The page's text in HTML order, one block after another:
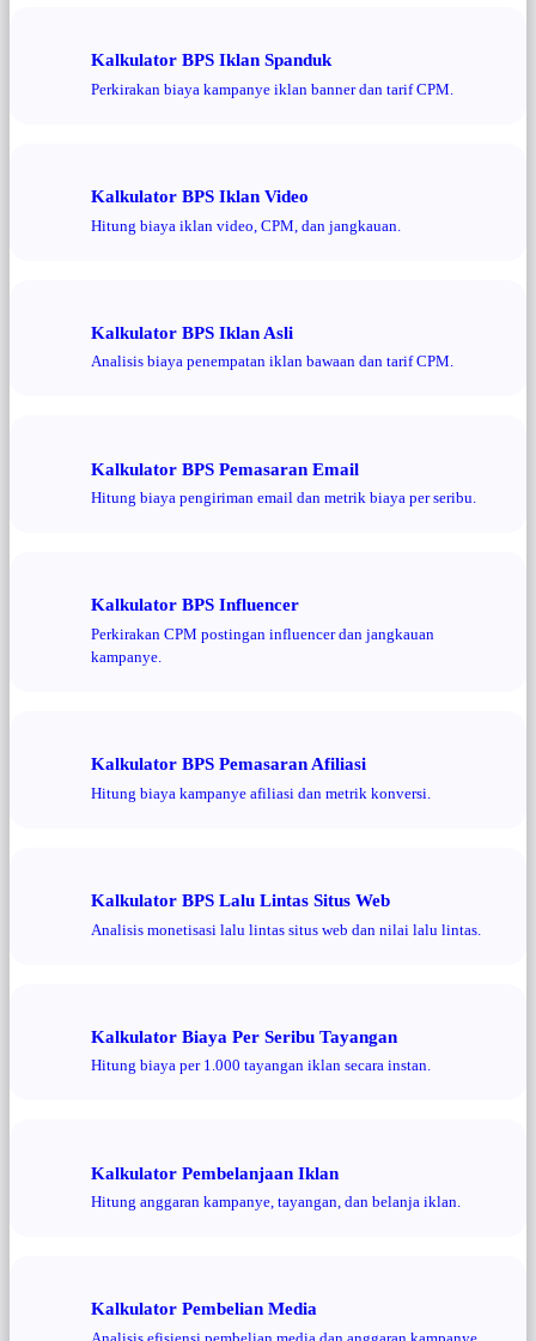
Kalkulator BPS Iklan Spanduk
Perkirakan biaya kampanye iklan banner dan tarif CPM.
Kalkulator BPS Iklan Video
Hitung biaya iklan video, CPM, dan jangkauan.
Kalkulator BPS Iklan Asli
Analisis biaya penempatan iklan bawaan dan tarif CPM.
Kalkulator BPS Pemasaran Email
Hitung biaya pengiriman email dan metrik biaya per seribu.
Kalkulator BPS Influencer
Perkirakan CPM postingan influencer dan jangkauan
kampanye.
Kalkulator BPS Pemasaran Afiliasi
Hitung biaya kampanye afiliasi dan metrik konversi.
Kalkulator BPS Lalu Lintas Situs Web
Analisis monetisasi lalu lintas situs web dan nilai lalu lintas.
Kalkulator Biaya Per Seribu Tayangan
Hitung biaya per 1.000 tayangan iklan secara instan.
Kalkulator Pembelanjaan Iklan
Hitung anggaran kampanye, tayangan, dan belanja iklan.
Kalkulator Pembelian Media